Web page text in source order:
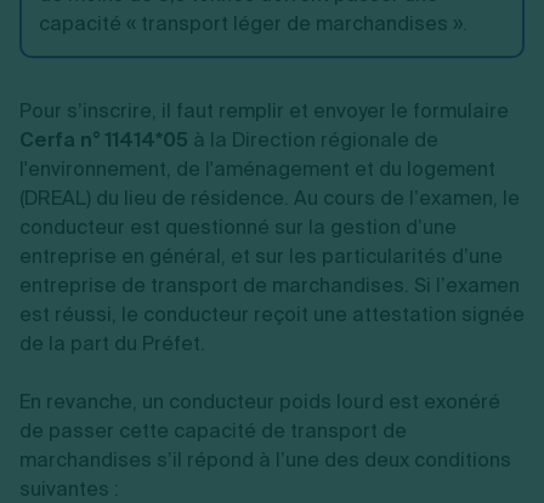
capacité « transport léger de marchandises ».
Pour s’inscrire, il faut remplir et envoyer le formulaire
Cerfa n° 11414*05 à la Direction régionale de
l'environnement, de l'aménagement et du logement
(DREAL) du lieu de résidence. Au cours de l’examen, le
conducteur est questionné sur la gestion d’une
entreprise en général, et sur les particularités d’une
entreprise de transport de marchandises. Si l’examen
est réussi, le conducteur reçoit une attestation signée
de la part du Préfet.
En revanche, un conducteur poids lourd est exonéré
de passer cette capacité de transport de
marchandises s’il répond à l’une des deux conditions
suivantes :